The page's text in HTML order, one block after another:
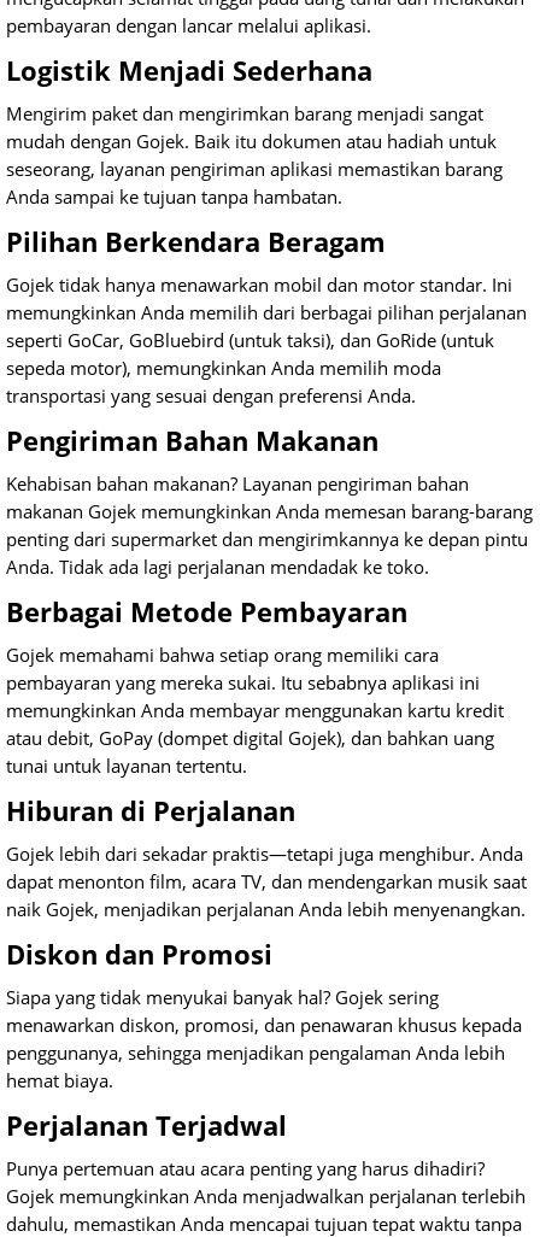
pembayaran dengan lancar melalui aplikasi.
Logistik Menjadi Sederhana
Mengirim paket dan mengirimkan barang menjadi sangat
mudah dengan Gojek. Baik itu dokumen atau hadiah untuk
seseorang, layanan pengiriman aplikasi memastikan barang
Anda sampai ke tujuan tanpa hambatan.
Pilihan Berkendara Beragam
Gojek tidak hanya menawarkan mobil dan motor standar. Ini
memungkinkan Anda memilih dari berbagai pilihan perjalanan
seperti GoCar, GoBluebird (untuk taksi), dan GoRide (untuk
sepeda motor), memungkinkan Anda memilih moda
transportasi yang sesuai dengan preferensi Anda.
Pengiriman Bahan Makanan
Kehabisan bahan makanan? Layanan pengiriman bahan
makanan Gojek memungkinkan Anda memesan barang-barang
penting dari supermarket dan mengirimkannya ke depan pintu
Anda. Tidak ada lagi perjalanan mendadak ke toko.
Berbagai Metode Pembayaran
Gojek memahami bahwa setiap orang memiliki cara
pembayaran yang mereka sukai. Itu sebabnya aplikasi ini
memungkinkan Anda membayar menggunakan kartu kredit
atau debit, GoPay (dompet digital Gojek), dan bahkan uang
tunai untuk layanan tertentu.
Hiburan di Perjalanan
Gojek lebih dari sekadar praktis—tetapi juga menghibur. Anda
dapat menonton film, acara TV, dan mendengarkan musik saat
naik Gojek, menjadikan perjalanan Anda lebih menyenangkan.
Diskon dan Promosi
Siapa yang tidak menyukai banyak hal? Gojek sering
menawarkan diskon, promosi, dan penawaran khusus kepada
penggunanya, sehingga menjadikan pengalaman Anda lebih
hemat biaya.
Perjalanan Terjadwal
Punya pertemuan atau acara penting yang harus dihadiri?
Gojek memungkinkan Anda menjadwalkan perjalanan terlebih
dahulu, memastikan Anda mencapai tujuan tepat waktu tanpa